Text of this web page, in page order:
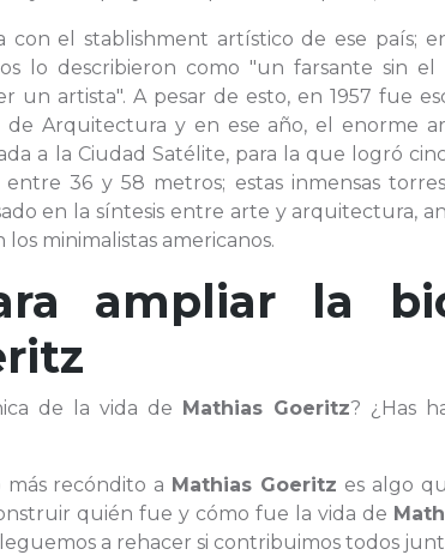
con el stablishment artístico de ese país;
lo describieron como "un farsante sin el
un artista". A pesar de esto, en 1957 fue
de Arquitectura y en ese año, el enorme
a la Ciudad Satélite, para la que logró
36 y 58 metros; estas inmensas
en la síntesis entre arte y arquitectura,
los minimalistas americanos.
ampliar la
de la vida de Mathias Goeritz? ¿Has
recóndito a Mathias Goeritz es algo
quién fue y cómo fue la vida de
a rehacer si contribuimos todos